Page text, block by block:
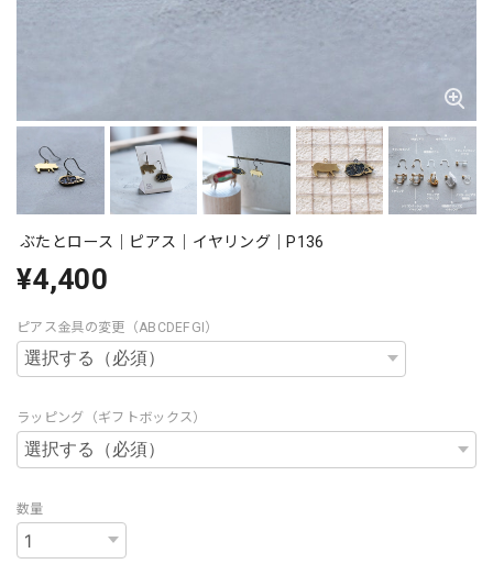
ぶたとロース｜ピアス｜イヤリング｜P136
¥4,400
ピアス金具の変更（ABCDEFGI）
ラッピング（ギフトボックス）
数量